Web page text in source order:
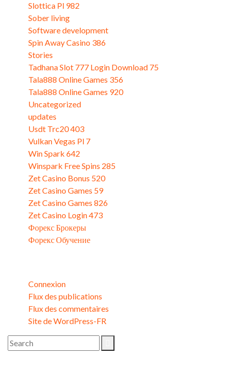
Slottica Pl 982
Sober living
Software development
Spin Away Casino 386
Stories
Tadhana Slot 777 Login Download 75
Tala888 Online Games 356
Tala888 Online Games 920
Uncategorized
updates
Usdt Trc20 403
Vulkan Vegas Pl 7
Win Spark 642
Winspark Free Spins 285
Zet Casino Bonus 520
Zet Casino Games 59
Zet Casino Games 826
Zet Casino Login 473
Форекс Брокеры
Форекс Обучение
Connexion
Flux des publications
Flux des commentaires
Site de WordPress-FR